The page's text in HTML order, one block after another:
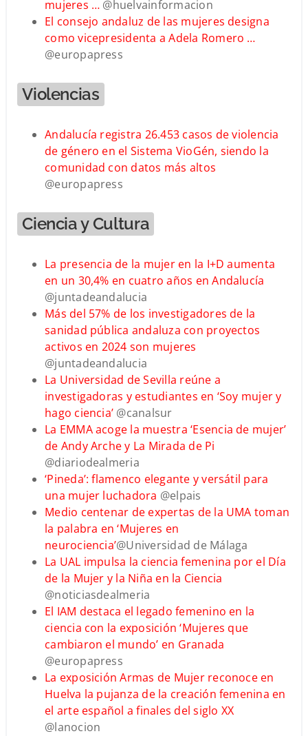
mujeres … @huelvainformacion
El consejo andaluz de las mujeres designa
como vicepresidenta a Adela Romero …
@europapress
Violencias
Andalucía registra 26.453 casos de violencia
de género en el Sistema VioGén, siendo la
comunidad con datos más altos
@europapress
Ciencia y Cultura
La presencia de la mujer en la I+D aumenta
en un 30,4% en cuatro años en Andalucía
@juntadeandalucia
Más del 57% de los investigadores de la
sanidad pública andaluza con proyectos
activos en 2024 son mujeres
@juntadeandalucia
La Universidad de Sevilla reúne a
investigadoras y estudiantes en ‘Soy mujer y
hago ciencia’ @canalsur
La EMMA acoge la muestra ‘Esencia de mujer’
de Andy Arche y La Mirada de Pi
@diariodealmeria
‘Pineda’: flamenco elegante y versátil para
una mujer luchadora @elpais
Medio centenar de expertas de la UMA toman
la palabra en ‘Mujeres en
neurociencia’@Universidad de Málaga
La UAL impulsa la ciencia femenina por el Día
de la Mujer y la Niña en la Ciencia
@noticiasdealmeria
El IAM destaca el legado femenino en la
ciencia con la exposición ‘Mujeres que
cambiaron el mundo’ en Granada
@europapress
La exposición Armas de Mujer reconoce en
Huelva la pujanza de la creación femenina en
el arte español a finales del siglo XX
@lanocion